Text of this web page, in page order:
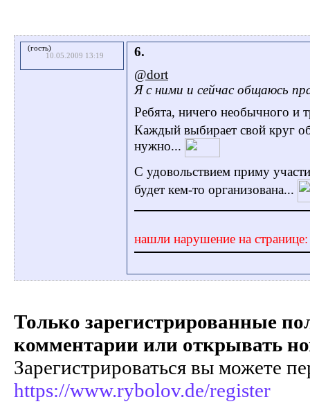
(гость)
10.05.2009 13:19
6.
@dort
Я с ними и сейчас общаюсь
Ребята, ничего необычного
Каждый выбирает свой круг
нужно...
С удовольствием приму
будет кем-то организована...
нашли нарушение на
Только зарегистрированные
комментарии или открывать
Зарегистрироваться вы можете
https://www.rybolov.de/register